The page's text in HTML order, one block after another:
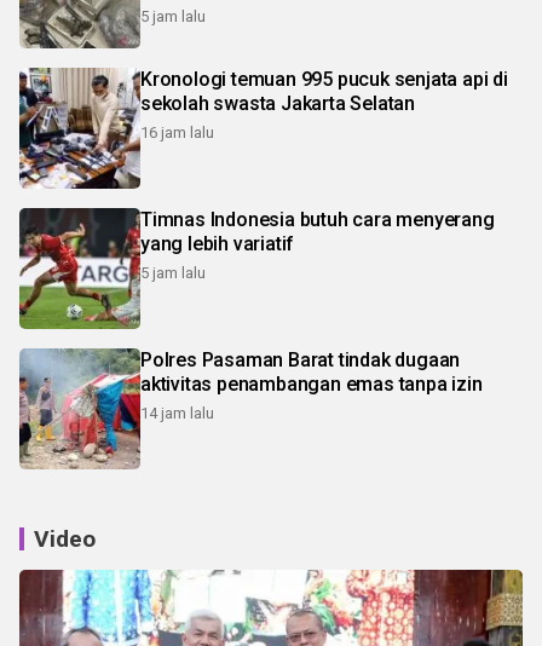
5 jam lalu
Kronologi temuan 995 pucuk senjata api di
sekolah swasta Jakarta Selatan
16 jam lalu
Timnas Indonesia butuh cara menyerang
yang lebih variatif
5 jam lalu
Polres Pasaman Barat tindak dugaan
aktivitas penambangan emas tanpa izin
14 jam lalu
Video